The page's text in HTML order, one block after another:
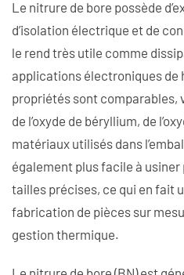
Le nitrure de bore possède
d’isolation électrique et de
le rend très utile comme
applications électroniques de
propriétés sont comparables,
de l’oxyde de béryllium, de
matériaux utilisés dans
également plus facile à
tailles précises, ce qui en fait
fabrication de pièces sur
gestion thermique.